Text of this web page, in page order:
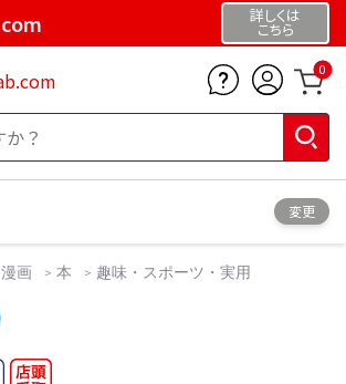
詳しくは
こちら
0
変更
画 本 趣味・スポーツ・実用